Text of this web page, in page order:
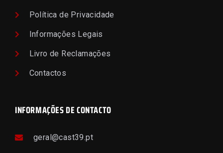
Política de Privacidade
Informações Legais
Livro de Reclamações
Contactos
INFORMAÇÕES DE CONTACTO
geral@cast39.pt